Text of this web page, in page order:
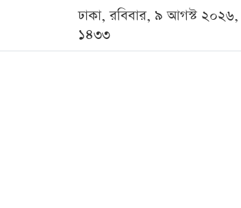
ঢাকা, রবিবার, ৯ আগস্ট ২০২৬,
১৪৩৩